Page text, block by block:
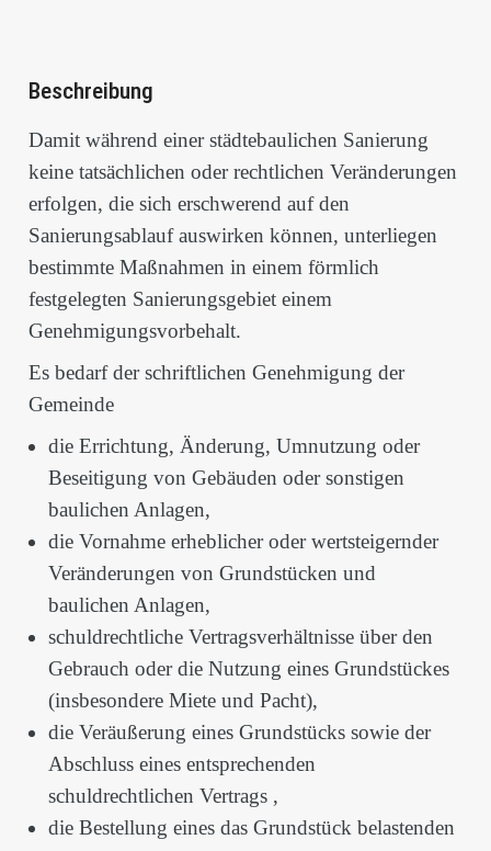
Beschreibung
Damit während einer städtebaulichen Sanierung
keine tatsächlichen oder rechtlichen Veränderungen
erfolgen, die sich erschwerend auf den
Sanierungsablauf auswirken können, unterliegen
bestimmte Maßnahmen in einem förmlich
festgelegten Sanierungsgebiet einem
Genehmigungsvorbehalt.
Es bedarf der schriftlichen Genehmigung der
Gemeinde
die Errichtung, Änderung, Umnutzung oder
Beseitigung von Gebäuden oder sonstigen
baulichen Anlagen,
die Vornahme erheblicher oder wertsteigernder
Veränderungen von Grundstücken und
baulichen Anlagen,
schuldrechtliche Vertragsverhältnisse über den
Gebrauch oder die Nutzung eines Grundstückes
(insbesondere Miete und Pacht),
die Veräußerung eines Grundstücks sowie der
Abschluss eines entsprechenden
schuldrechtlichen Vertrags ,
die Bestellung eines das Grundstück belastenden